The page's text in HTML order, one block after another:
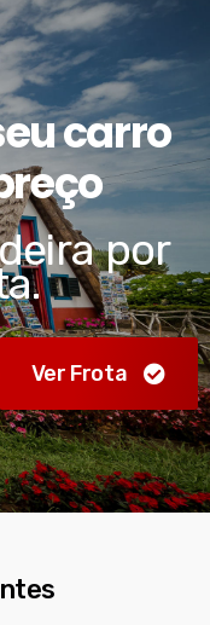
carro
por
Ver Frota